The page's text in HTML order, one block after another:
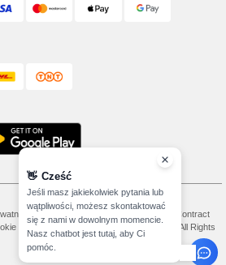
- Warunkami i Zasadami
General Contract
Site Map
Copyright 2026 needen.pl - All Rights
Reserved
👋 Cześć
Jeśli masz jakiekolwiek pytania lub
wątpliwości, możesz skontaktować
się z nami w dowolnym momencie.
Nasz chatbot jest tutaj, aby Ci
pomóc.